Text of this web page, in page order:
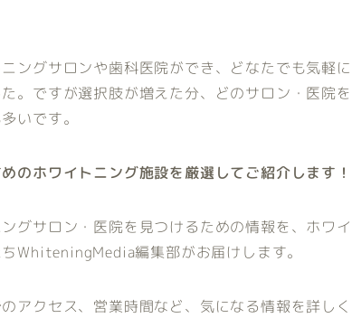
ングサロンや歯科医院ができ、どなたでも気軽に
。ですが選択肢が増えた分、どのサロン・医院を
いです。
のホワイトニング施設を厳選してご紹介します！
グサロン・医院を見つけるための情報を、ホワイ
WhiteningMedia編集部がお届けします。
アクセス、営業時間など、気になる情報を詳しく